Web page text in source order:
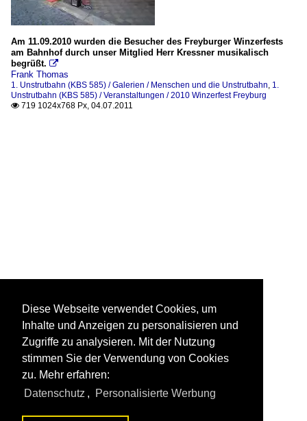
Am 11.09.2010 wurden die Besucher des Freyburger Winzerfests
am Bahnhof durch unser Mitglied Herr Kressner musikalisch
begrüßt. 
Frank Thomas
1. Unstrutbahn (KBS 585) / Galerien / Menschen und die Unstrutbahn, 1.
Unstrutbahn (KBS 585) / Veranstaltungen / 2010 Winzerfest Freyburg
 719 1024x768 Px, 04.07.2011
Diese Webseite verwendet Cookies, um
Inhalte und Anzeigen zu personalisieren und
Zugriffe zu analysieren. Mit der Nutzung
stimmen Sie der Verwendung von Cookies
zu. Mehr erfahren:
Datenschutz , Personalisierte Werbung